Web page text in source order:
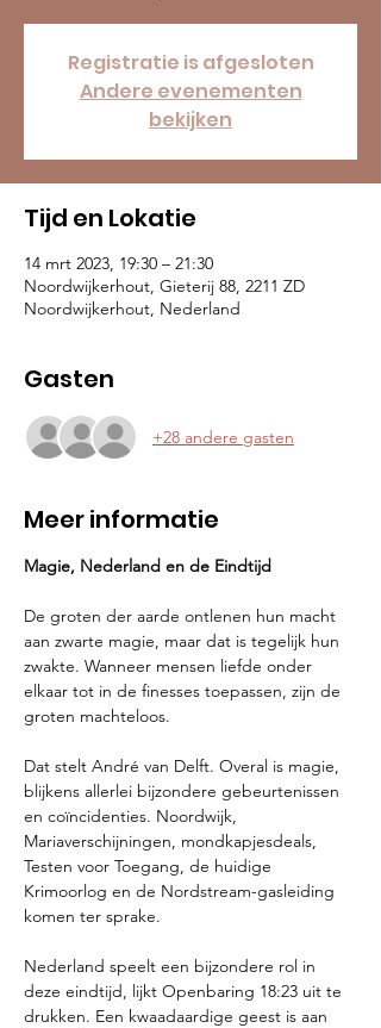
Registratie is afgesloten
Andere evenementen
bekijken
Tijd en Lokatie
14 mrt 2023, 19:30 – 21:30
Noordwijkerhout, Gieterij 88, 2211 ZD
Noordwijkerhout, Nederland
Gasten
+28 andere gasten
Meer informatie
De groten der aarde ontlenen hun macht
aan zwarte magie, maar dat is tegelijk hun
zwakte. Wanneer mensen liefde onder
elkaar tot in de finesses toepassen, zijn de
groten machteloos.
Dat stelt André van Delft. Overal is magie,
blijkens allerlei bijzondere gebeurtenissen
en coïncidenties. Noordwijk,
Mariaverschijningen, mondkapjesdeals,
Testen voor Toegang, de huidige
Krimoorlog en de Nordstream-gasleiding
komen ter sprake.
Nederland speelt een bijzondere rol in
deze eindtijd, lijkt Openbaring 18:23 uit te
drukken. Een kwaadaardige geest is aan